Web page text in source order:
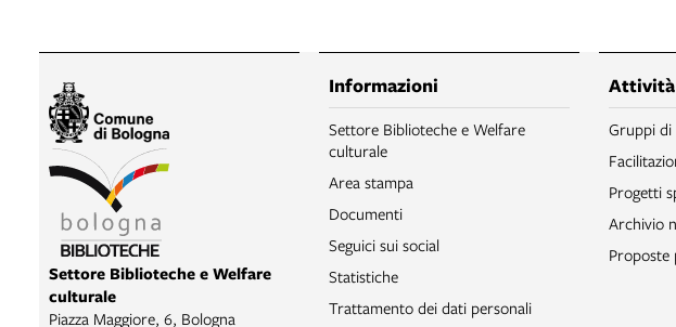
Settore Biblioteche e Welfare
culturale
Piazza Maggiore, 6, Bologna
Informazioni
Settore Biblioteche e Welfare
culturale
Area stampa
Documenti
Seguici sui social
Statistiche
Trattamento dei dati personali
Attività
Gruppi
Progetti
Archivio
Proposte